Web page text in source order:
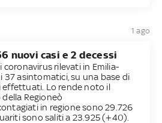
1 ago
nuovi casi e 2 decessi
coronavirus rilevati in Emilia-
37 asintomatici, su una base di
Lo rende noto il
Regioneò
in regione sono 29.726
sono saliti a 23.925 (+40).